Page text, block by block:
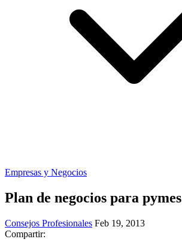
Empresas y Negocios
Plan de negocios para pymes
Consejos Profesionales Feb 19, 2013
Compartir: